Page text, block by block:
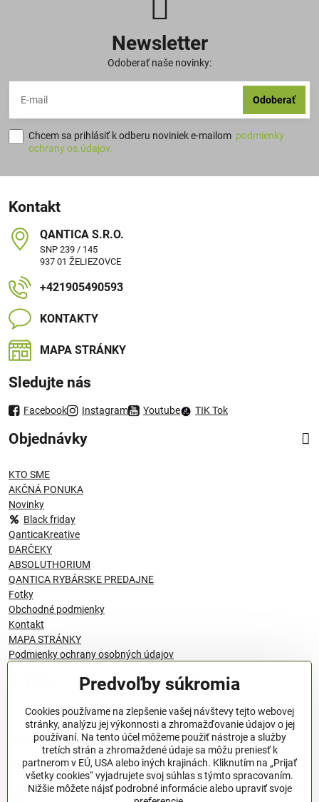
Newsletter
Odoberať naše novinky:
Odoberať
Chcem sa prihlásiť k odberu noviniek e-mailom podmienky
ochrany os.údajov.
Kontakt
QANTICA S​.R​.O​.
SNP 239 / 145
937 01 ŽELIEZOVCE
+421905490593
KONTAKTY
MAPA STRÁNKY
Sledujte nás
Facebook Instagram Youtube TIK Tok
Objednávky
KTO SME
AKČNÁ PONUKA
Novinky
Black friday
QanticaKreative
DARČEKY
ABSOLUTHORIUM
QANTICA RYBÁRSKE PREDAJNE
Fotky
Obchodné podmienky
Kontakt
MAPA STRÁNKY
Podmienky ochrany osobných údajov
© 1996 - 2024 QANTICA S.R.O
Podmienky ochrany osobných údajov
OBCHODNÉ PODMIENKY
Všeobecné nariadenie o bezpečnosti produktov (GPSR), Regulation
Predvoľby súkromia
Cookies používame na zlepšenie vašej návštevy tejto webovej
stránky, analýzu jej výkonnosti a zhromažďovanie údajov o jej
používaní. Na tento účel môžeme použiť nástroje a služby
tretích strán a zhromaždené údaje sa môžu preniesť k
partnerom v EÚ, USA alebo iných krajinách. Kliknutím na „Prijať
všetky cookies“ vyjadrujete svoj súhlas s týmto spracovaním.
Nižšie môžete nájsť podrobné informácie alebo upraviť svoje